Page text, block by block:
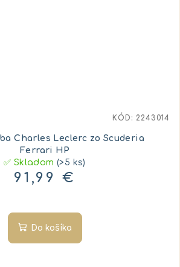
Charles Leclerc zo Scuderia
Ferrari HP
✅ Skladom(>5 ks)
91,99 €
Do košíka
KÓD: 2243014